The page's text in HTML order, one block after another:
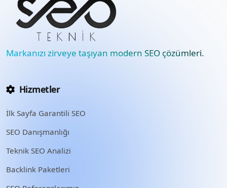
Markanızı zirveye taşıyan modern SEO çözümleri.
Hizmetler
İlk Sayfa Garantili SEO
SEO Danışmanlığı
Teknik SEO Analizi
Backlink Paketleri